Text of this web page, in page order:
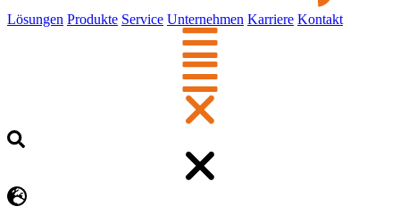
Lösungen Produkte Service Unternehmen Karriere Kontakt